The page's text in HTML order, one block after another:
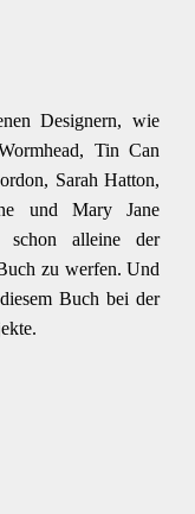
Designern, wie
Tin Can
Sarah Hatton,
und Mary Jane
alleine der
zu werfen. Und
Buch bei der